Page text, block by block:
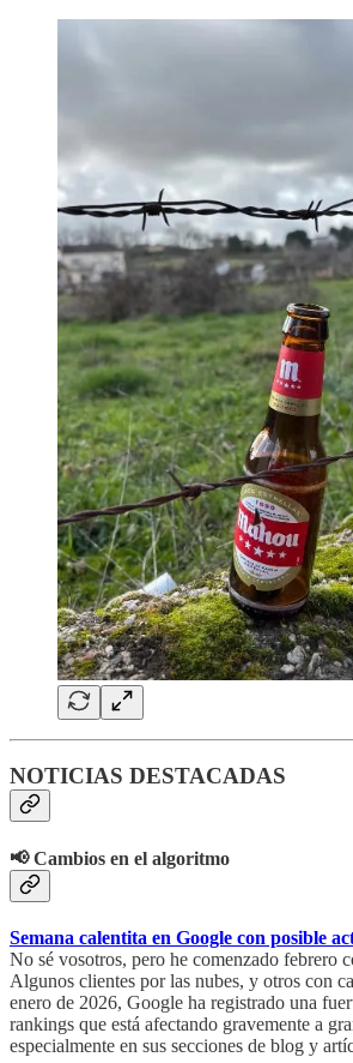
NOTICIAS DESTACADAS
📢 Cambios en el algoritmo
Semana calentita en Google con posible
No sé vosotros, pero he comenzado febrero
Algunos clientes por las nubes, y otros con
enero de 2026, Google ha registrado una
rankings que está afectando gravemente a
especialmente en sus secciones de blog y